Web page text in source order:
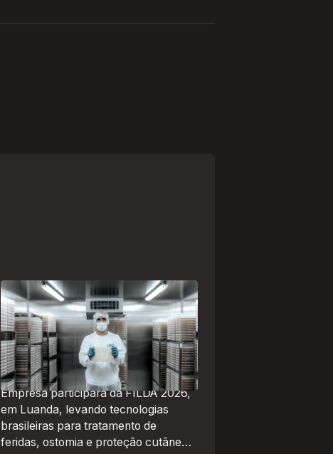
A paranaense Vuelo Pharma é
uma das 13 empresas brasileiras
selecionadas para representar o
Brasil na maior feira de negócios
de Angola
Empresa participará da FILDA 2026,
em Luanda, levando tecnologias
brasileiras para tratamento de
feridas, ostomia e proteção cutânea